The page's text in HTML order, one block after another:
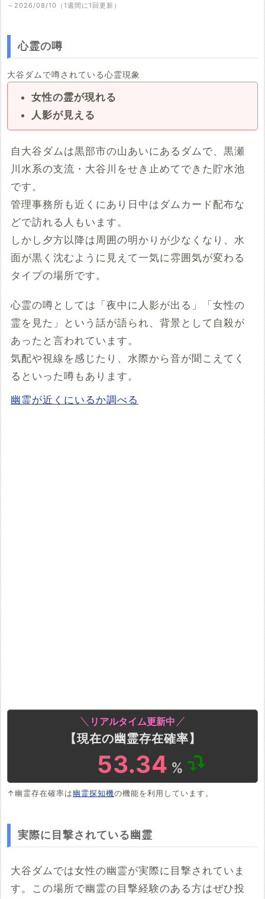
～2026/08/10（1週間に1回更新）
心霊の噂
大谷ダムで噂されている心霊現象
女性の霊が現れる
人影が見える
自大谷ダムは黒部市の山あいにあるダムで、黒瀬
川水系の支流・大谷川をせき止めてできた貯水池
です。
管理事務所も近くにあり日中はダムカード配布な
どで訪れる人もいます。
しかし夕方以降は周囲の明かりが少なくなり、水
面が黒く沈むように見えて一気に雰囲気が変わる
タイプの場所です。
心霊の噂としては「夜中に人影が出る」「女性の
霊を見た」という話が語られ、背景として自殺が
あったと言われています。
気配や視線を感じたり、水際から音が聞こえてく
るといった噂もあります。
幽霊が近くにいるか調べる
リアルタイム更新中
【現在の幽霊存在確率】
53.34 %
↑幽霊存在確率は幽霊探知機の機能を利用しています。
実際に目撃されている幽霊
大谷ダムでは女性の幽霊が実際に目撃されていま
す。この場所で幽霊の目撃経験のある方はぜひ投